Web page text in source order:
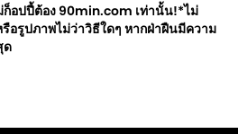
อปปี้ต้อง 90min.com เท่านั้น!*ไม่
รูปภาพไม่ว่าวิธีใดๆ หากฝ่าฝืนมีความ
ด